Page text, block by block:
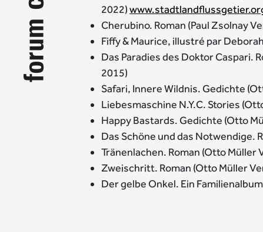
2022)
Cherubino. Roman (Paul Zsolnay
Fiffy & Maurice, illustré par
Das Paradies des Doktor Caspari.
2015)
Safari, Innere Wildnis. Gedichte
Liebesmaschine N.Y.C. Stories
Happy Bastards. Gedichte (Otto
Das Schöne und das Notwendige.
Tränenlachen. Roman (Otto Müller
Zweischritt. Roman (Otto Müller
Der gelbe Onkel. Ein